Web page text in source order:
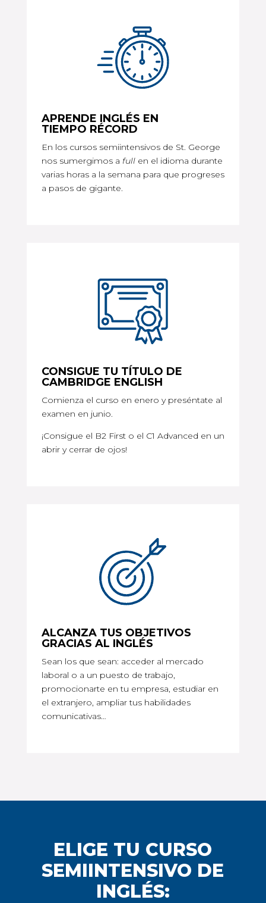
APRENDE INGLÉS EN
TIEMPO RÉCORD
En los cursos semiintensivos de St. George
nos sumergimos a fullen el idioma durante
varias horas a la semana para que progreses
a pasos de gigante.
CONSIGUE TU TÍTULO DE
CAMBRIDGE ENGLISH
Comienza el curso en enero y preséntate al
examen en junio.
¡Consigue el B2 First o el C1 Advanced en un
abrir y cerrar de ojos!
ALCANZA TUS OBJETIVOS
GRACIAS AL INGLÉS
Sean los que sean: acceder al mercado
laboral o a un puesto de trabajo,
promocionarte en tu empresa, estudiar en
el extranjero, ampliar tus habilidades
comunicativas…
ELIGE TU CURSO
SEMIINTENSIVO DE
INGLÉS: